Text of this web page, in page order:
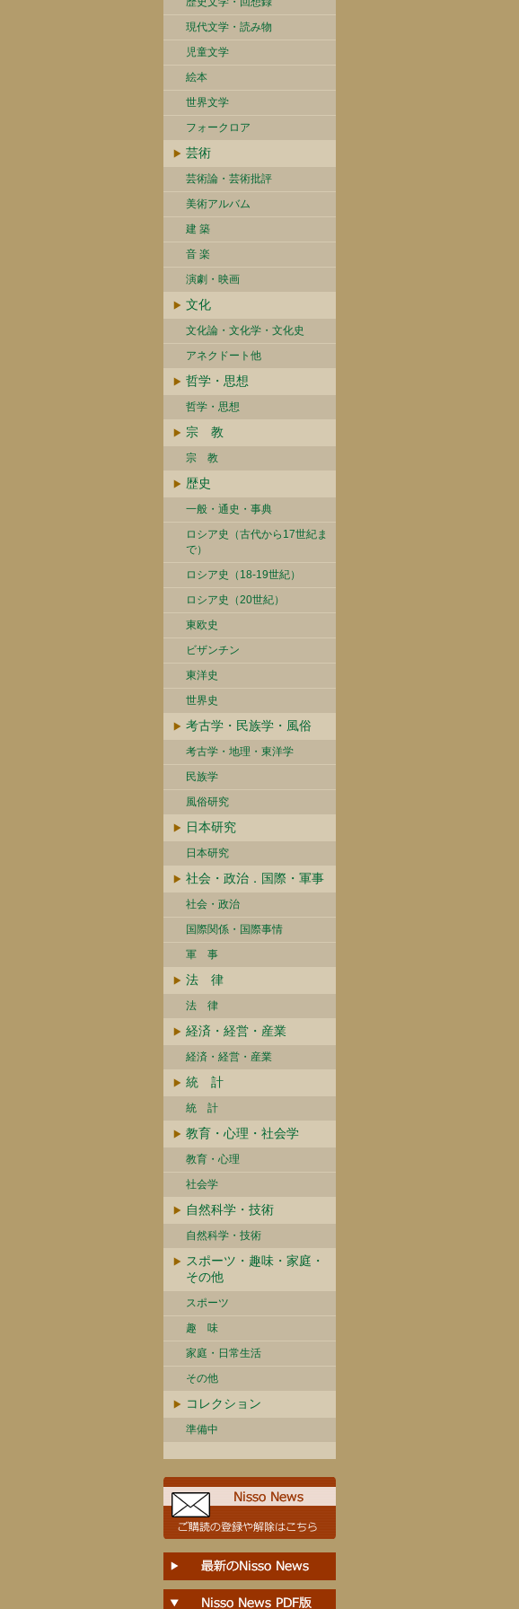
現代文学・読み物
児童文学
絵本
世界文学
フォークロア
芸術
芸術論・芸術批評
美術アルバム
建 築
音 楽
演劇・映画
文化
文化論・文化学・文化史
アネクドート他
哲学・思想
哲学・思想
宗 教
宗 教
歴史
一般・通史・事典
ロシア史（古代から17世紀ま
で）
ロシア史（18-19世紀）
ロシア史（20世紀）
東欧史
ビザンチン
東洋史
世界史
考古学・民族学・風俗
考古学・地理・東洋学
民族学
風俗研究
日本研究
日本研究
社会・政治．国際・軍事
社会・政治
国際関係・国際事情
軍 事
法 律
法 律
経済・経営・産業
経済・経営・産業
統 計
統 計
教育・心理・社会学
教育・心理
社会学
自然科学・技術
自然科学・技術
スポーツ・趣味・家庭・
その他
スポーツ
趣 味
家庭・日常生活
その他
コレクション
準備中